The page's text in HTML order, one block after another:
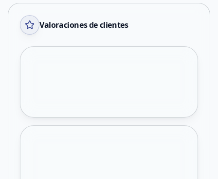
Valoraciones de clientes